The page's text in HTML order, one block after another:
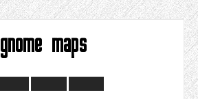
gnome maps